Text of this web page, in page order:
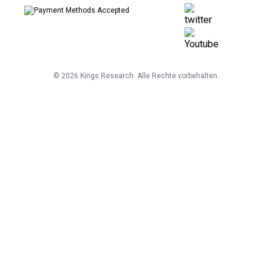
© 2026 Kings Research. Alle Rechte vorbehalten.